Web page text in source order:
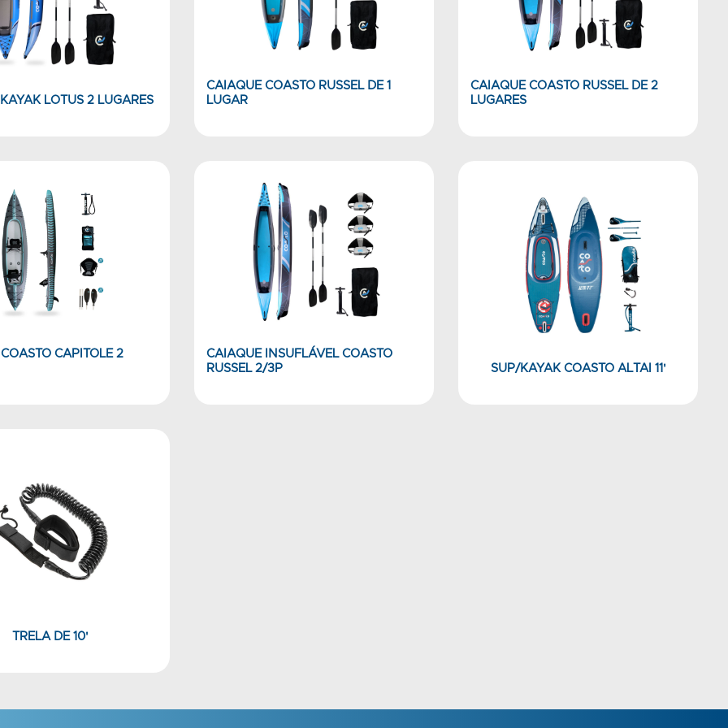
LOTUS 2 LUGARES
CAIAQUE COASTO RUSSEL DE 1
LUGAR
CAIAQUE COASTO RUSSEL DE 2
LUGARES
CAPITOLE 2
CAIAQUE INSUFLÁVEL COASTO
RUSSEL 2/3P
SUP/KAYAK COASTO ALTAI 11'
TRELA DE 10'